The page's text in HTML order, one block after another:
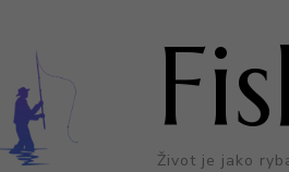
Život je jako